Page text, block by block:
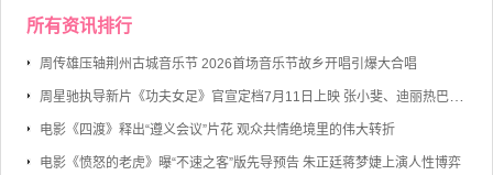
所有资讯排行
周传雄压轴荆州古城音乐节 2026首场音乐节故乡开唱引爆大合唱
周星驰执导新片《功夫女足》官宣定档7月11日上映 张小斐、迪丽热巴、张艺兴领衔主演
电影《四渡》释出“遵义会议”片花 观众共情绝境里的伟大转折
电影《愤怒的老虎》曝“不速之客”版先导预告 朱正廷蒋梦婕上演人性博弈